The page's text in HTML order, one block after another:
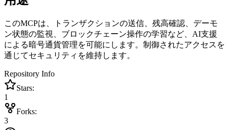
このMCPは、トランザクションの送信、残高確認、デーモ
ン状態の監視、ブロックチェーン操作の学習など、AI支援
による暗号通貨管理を可能にします。制御されたアクセスを
通じてセキュリティを維持します。
Repository Info
Stars:
1
Forks:
3